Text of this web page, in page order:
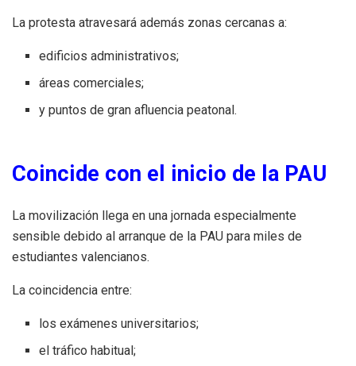
La protesta atravesará además zonas cercanas a:
edificios administrativos;
áreas comerciales;
y puntos de gran afluencia peatonal.
Coincide con el inicio de la PAU
La movilización llega en una jornada especialmente
sensible debido al arranque de la PAU para miles de
estudiantes valencianos.
La coincidencia entre:
los exámenes universitarios;
el tráfico habitual;